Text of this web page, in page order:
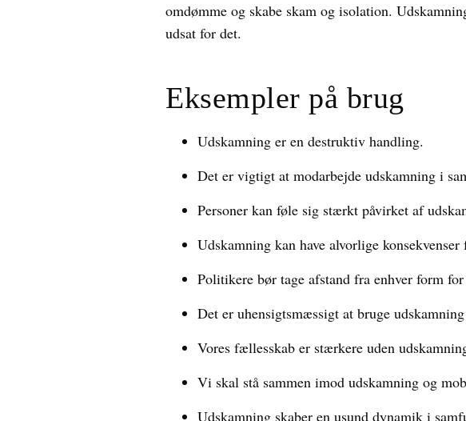
omdømme og skabe skam og isolation.
udsat for det.
Eksempler på brug
Udskamning er en destruktiv handling.
Det er vigtigt at modarbejde udskamning i
Personer kan føle sig stærkt påvirket af
Udskamning kan have alvorlige konsekvenser
Politikere bør tage afstand fra enhver form
Det er uhensigtsmæssigt at bruge
Vores fællesskab er stærkere uden
Vi skal stå sammen imod udskamning og
Udskamning skaber en usund dynamik i